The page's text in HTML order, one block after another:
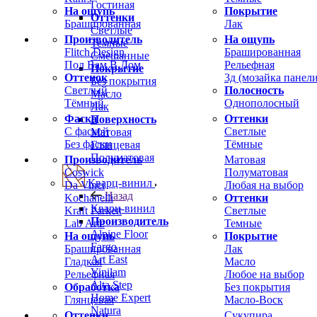
На ощупь
Брашированная
Покрытие
Лак
Производитель
Flitch Design
Пол Вам В Дом
Оттенок
Светлый
Тёмный
На ощупь
Брашированная
Рельефная
3д (мозайка
Полосность
Однополосный
Фаска
С фаской
Без фаски
Оттенки
Светлые
Тёмные
Производитель
Coswick
Da Vinci
Kochanelli
Kraft Parkett
Lab Arte
На ощупь
Брашированная
Гладкая
Рельефная
Обработка
Глянцевая
Матовая
Полуматовая
Любая на выбор
Оттенки
Светлые
Темные
Покрытие
Лак
Масло
Любое на выбор
Без покрытия
Масло-Воск
Гостиная
Оттенки
Светлые
Темные
Смешанные
Покрытие
Без покрытия
Масло
Лак
Поверхность
Матовая
Глянцевая
Полуматовая
Кварц-винил
Назад
Кварц-винил
Производитель
Alpine Floor
Fargo
Art East
Vinilam
Alta Step
Home Expert
Natura